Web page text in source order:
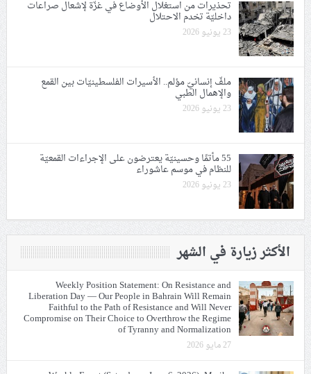
تحذيرات من استغلال الأوضاع في غزّة لإشعال صراعات
داخليّة تخدم الاحتلال
23 يونيو 2026
ملفّ إنسانيّ مؤلم.. الأسيرات الفلسطينيّات بين القمع
والإهمال الطبي
23 يونيو 2026
55 مأتمًا وحسينيّة يعترضون على الإجراءات القمعيّة
للنظام في موسم عاشوراء
23 يونيو 2026
الأكثر زيارة في الشهر
Weekly Position Statement: On Resistance and
Liberation Day — Our People in Bahrain Will Remain
Faithful to the Path of Resistance and Will Never
Compromise on Their Choice to Overthrow the Regime
of Tyranny and Normalization
27 مايو 2026